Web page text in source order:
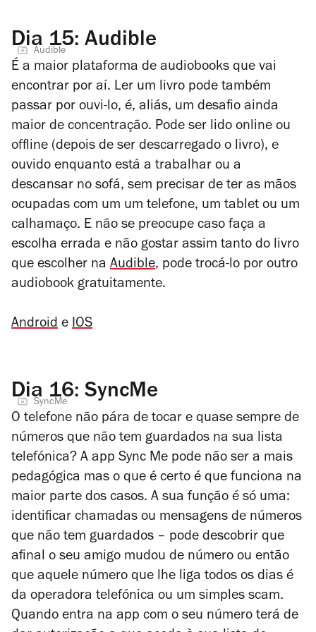
Dia 15: Audible
Audible
É a maior plataforma de audiobooks que vai
encontrar por aí. Ler um livro pode também
passar por ouvi-lo, é, aliás, um desafio ainda
maior de concentração. Pode ser lido online ou
offline (depois de ser descarregado o livro), e
ouvido enquanto está a trabalhar ou a
descansar no sofá, sem precisar de ter as mãos
ocupadas com um um telefone, um tablet ou um
calhamaço. E não se preocupe caso faça a
escolha errada e não gostar assim tanto do livro
que escolher na Audible, pode trocá-lo por outro
audiobook gratuitamente.
Android e IOS
Dia 16: SyncMe
SyncMe
O telefone não pára de tocar e quase sempre de
números que não tem guardados na sua lista
telefónica? A app Sync Me pode não ser a mais
pedagógica mas o que é certo é que funciona na
maior parte dos casos. A sua função é só uma:
identificar chamadas ou mensagens de números
que não tem guardados – pode descobrir que
afinal o seu amigo mudou de número ou então
que aquele número que lhe liga todos os dias é
da operadora telefónica ou um simples scam.
Quando entra na app com o seu número terá de